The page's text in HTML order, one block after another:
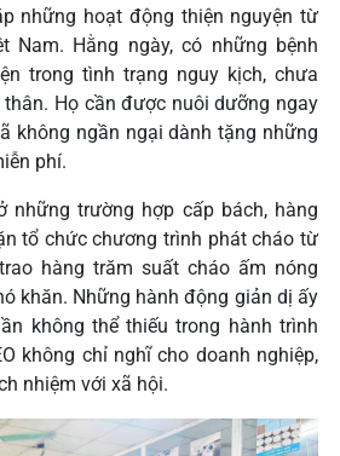
những hoạt động thiện nguyện từ
Nam. Hằng ngày, có những bệnh
trong tình trạng nguy kịch, chưa
Họ cần được nuôi dưỡng ngay
không ngần ngại dành tặng những
phí.
những trường hợp cấp bách, hàng
tổ chức chương trình phát cháo từ
hàng trăm suất cháo ấm nóng
khăn. Những hành động giản dị ấy
không thể thiếu trong hành trình
không chỉ nghĩ cho doanh nghiệp,
nhiệm với xã hội.